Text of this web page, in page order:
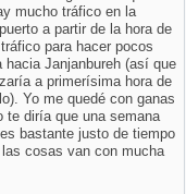
mucho tráfico en la
a partir de la hora de
para hacer pocos
Janjanbureh (así que
a primerísima hora de
Yo me quedé con ganas
te diría que una semana
bastante justo de tiempo
cosas van con mucha